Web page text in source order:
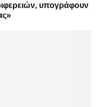
υπογράφουν